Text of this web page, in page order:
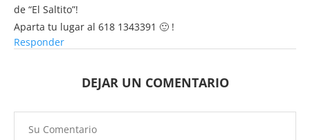
de “El Saltito”!
Aparta tu lugar al 618 1343391 🙂 !
Responder
DEJAR UN COMENTARIO